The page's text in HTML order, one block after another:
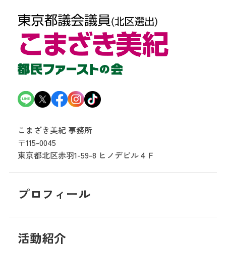
こまざき美紀 事務所
〒115-0045
東京都北区赤羽1-59-8 ヒノデビル４Ｆ
プロフィール
活動紹介